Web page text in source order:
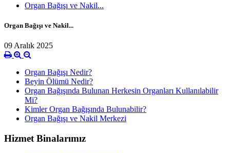
Organ Bağışı ve Nakil...
Organ Bağışı ve Nakil...
09 Aralık 2025
Organ Bağışı Nedir?
Beyin Ölümü Nedir?
Organ Bağışında Bulunan Herkesin Organları Kullanılabilir
Mi?
Kimler Organ Bağışında Bulunabilir?
Organ Bağışı ve Nakil Merkezi
Hizmet Binalarımız